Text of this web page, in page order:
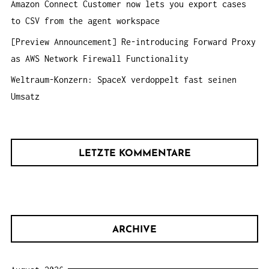
Amazon Connect Customer now lets you export cases
to CSV from the agent workspace
[Preview Announcement] Re-introducing Forward Proxy
as AWS Network Firewall Functionality
Weltraum-Konzern: SpaceX verdoppelt fast seinen
Umsatz
LETZTE KOMMENTARE
ARCHIVE